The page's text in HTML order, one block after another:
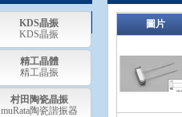
KDS晶振
KDS晶振
精工晶體
精工晶振
村田陶瓷晶振
muRata陶瓷諧振器
圖片